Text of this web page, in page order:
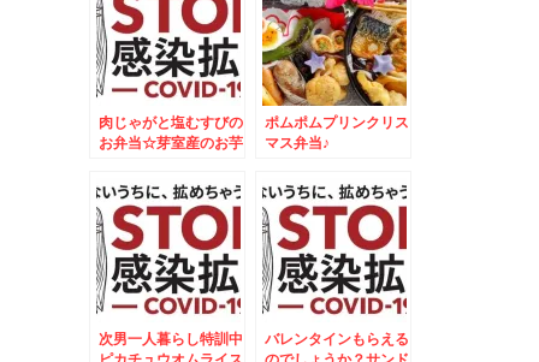
肉じゃがと塩むすびの
お弁当☆芽室産のお芋
～＾＾
ポムポムプリンクリス
マス弁当♪
次男一人暮らし特訓中
バレンタインもらえる